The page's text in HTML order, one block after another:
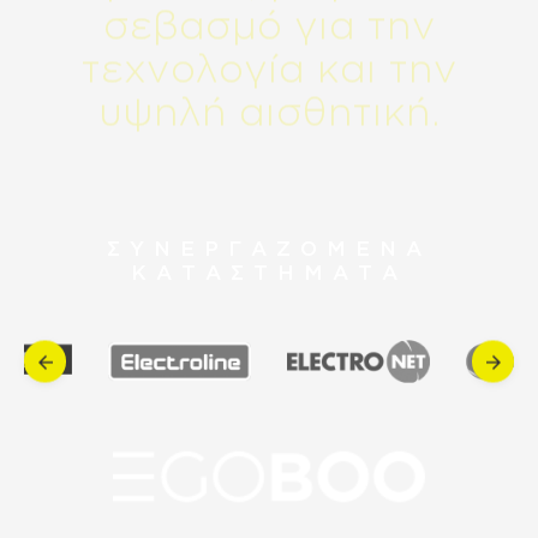
σεβασμό για την
τεχνολογία και την
υψηλή αισθητική.